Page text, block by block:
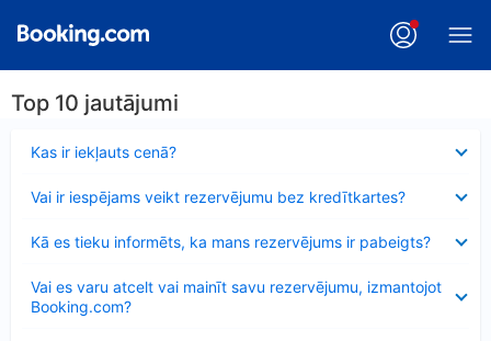
Top 10 jautājumi
Kas ir iekļauts cenā?
Vai ir iespējams veikt rezervējumu bez kredītkartes?
Kā es tieku informēts, ka mans rezervējums ir pabeigts?
Vai es varu atcelt vai mainīt savu rezervējumu, izmantojot
Booking.com?